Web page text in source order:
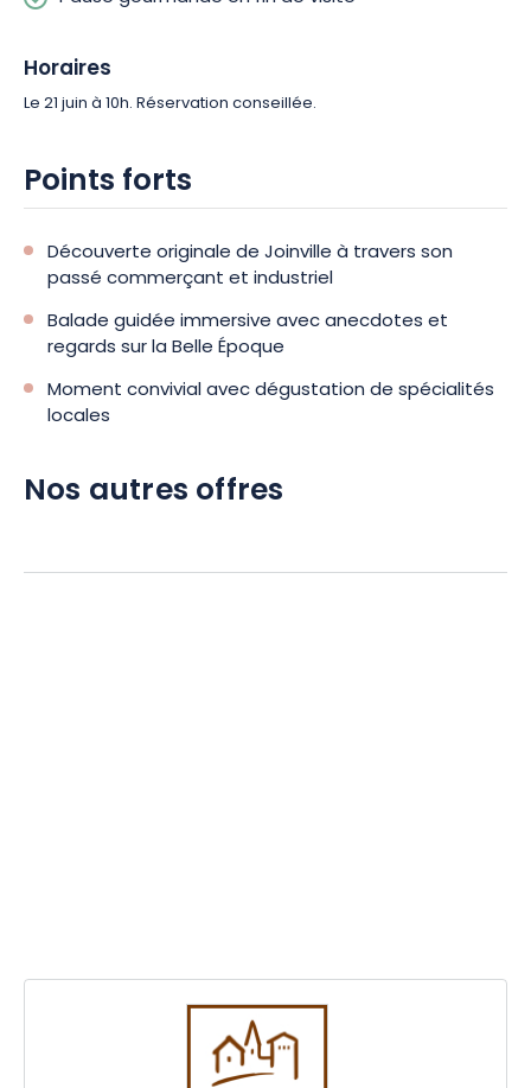
Horaires
Le 21 juin à 10h. Réservation conseillée.
Points forts
Découverte originale de Joinville à travers son
passé commerçant et industriel
Balade guidée immersive avec anecdotes et
regards sur la Belle Époque
Moment convivial avec dégustation de spécialités
locales
Nos autres offres